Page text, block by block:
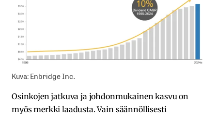
Kuva: Enbridge Inc.
Osinkojen jatkuva ja johdonmukainen kasvu on
myös merkki laadusta. Vain säännöllisesti